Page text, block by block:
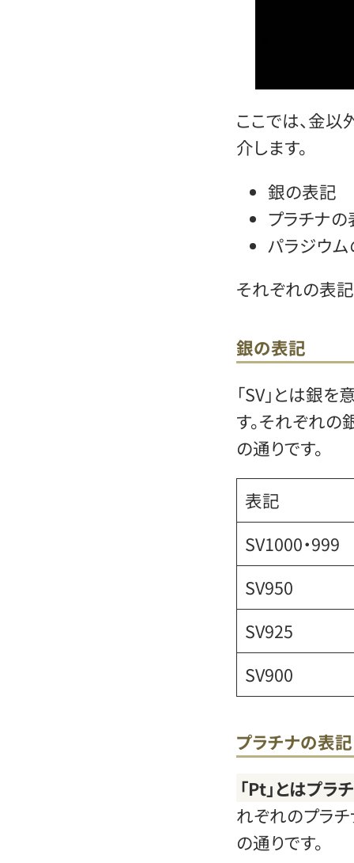
ここでは、金
介します。
銀の表記
プラチナ
パラジウ
それぞれの表記
銀の表記
「SV」とは銀を
す。それぞれ
の通りです。
表記
SV1000・999
SV950
SV925
SV900
プラチナの表記
「Pt」とはプ
れぞれのプラ
の通りです。